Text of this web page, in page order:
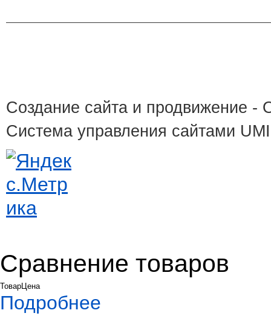
Создание сайта и продвижение -
Система управления сайтами
Сравнение товаров
ТоварЦена
Подробнее